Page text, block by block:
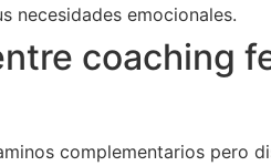
necesidades emocionales.
coaching
complementarios pero